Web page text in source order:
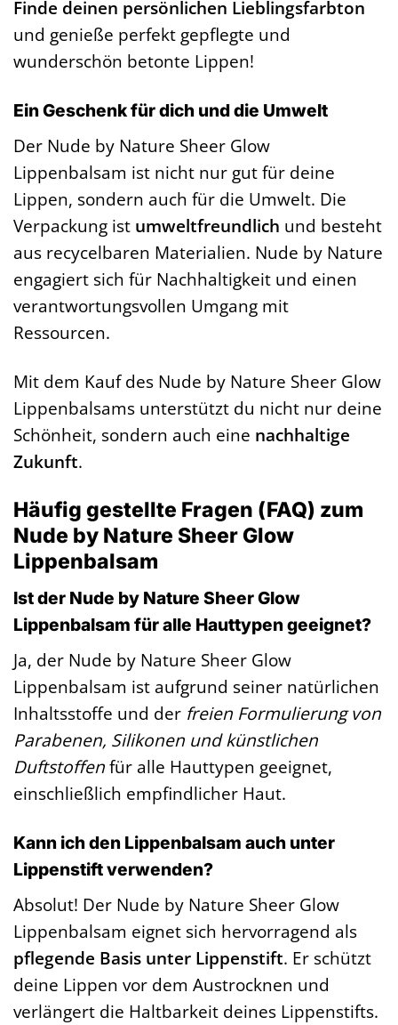
Finde deinen persönlichen Lieblingsfarbton
und genieße perfekt gepflegte und
wunderschön betonte Lippen!
Ein Geschenk für dich und die Umwelt
Der Nude by Nature Sheer Glow
Lippenbalsam ist nicht nur gut für deine
Lippen, sondern auch für die Umwelt. Die
Verpackung ist umweltfreundlich und besteht
aus recycelbaren Materialien. Nude by Nature
engagiert sich für Nachhaltigkeit und einen
verantwortungsvollen Umgang mit
Ressourcen.
Mit dem Kauf des Nude by Nature Sheer Glow
Lippenbalsams unterstützt du nicht nur deine
Schönheit, sondern auch eine nachhaltige
Zukunft.
Häufig gestellte Fragen (FAQ) zum
Nude by Nature Sheer Glow
Lippenbalsam
Ist der Nude by Nature Sheer Glow
Lippenbalsam für alle Hauttypen geeignet?
Ja, der Nude by Nature Sheer Glow
Lippenbalsam ist aufgrund seiner natürlichen
Inhaltsstoffe und der freien Formulierung von
Parabenen, Silikonen und künstlichen
Duftstoffenfür alle Hauttypen geeignet,
einschließlich empfindlicher Haut.
Kann ich den Lippenbalsam auch unter
Lippenstift verwenden?
Absolut! Der Nude by Nature Sheer Glow
Lippenbalsam eignet sich hervorragend als
pflegende Basis unter Lippenstift. Er schützt
deine Lippen vor dem Austrocknen und
verlängert die Haltbarkeit deines Lippenstifts.